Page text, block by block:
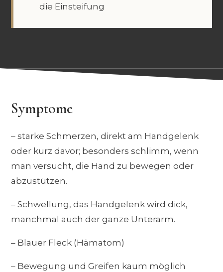
die Einsteifung
Symptome
– starke Schmerzen, direkt am Handgelenk
oder kurz davor; besonders schlimm, wenn
man versucht, die Hand zu bewegen oder
abzustützen.
– Schwellung, das Handgelenk wird dick,
manchmal auch der ganze Unterarm.
– Blauer Fleck (Hämatom)
– Bewegung und Greifen kaum möglich